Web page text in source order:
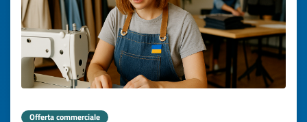
Offerta commerciale